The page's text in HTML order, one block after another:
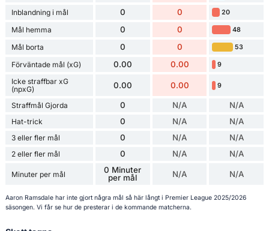
Inblandning i mål 0 0 20
Mål hemma 0 0 48
Mål borta 0 0 53
Förväntade mål (xG) 0.00 0.00 9
Icke straffbar xG
(npxG)
0.00 0.00 9
Straffmål Gjorda 0 N/A N/A
Hat-trick 0 N/A N/A
3 eller fler mål 0 N/A N/A
2 eller fler mål 0 N/A N/A
Minuter per mål
0 Minuter
per mål
N/A N/A
Aaron Ramsdale har inte gjort några mål så här långt i Premier League 2025/2026
säsongen. Vi får se hur de presterar i de kommande matcherna.